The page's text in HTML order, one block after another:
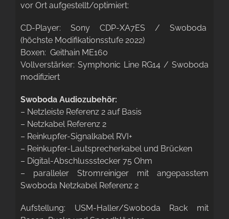
vor Ort aufgestellt/optimiert:
CD-Player: Sony CDP-XA7ES / Swoboda
(höchste Modifikationsstufe 2022)
Boxen: Geithain ME160
Vollverstärker: Symphonic Line RG14 / Swoboda
modifiziert
Swoboda Audiozubehör:
– Netzleiste Referenz 2 auf Basis
– Netzkabel Referenz 2
– Reinkupfer-Signalkabel RVI+
– Reinkupfer-Lautsprecherkabel und Brücken
– Digital-Abschlussstecker 75 Ohm
– paralleler Stromreiniger mit angepasstem
Swoboda Netzkabel Referenz 2
Aufstellung: USM-Haller/Swoboda Rack mit